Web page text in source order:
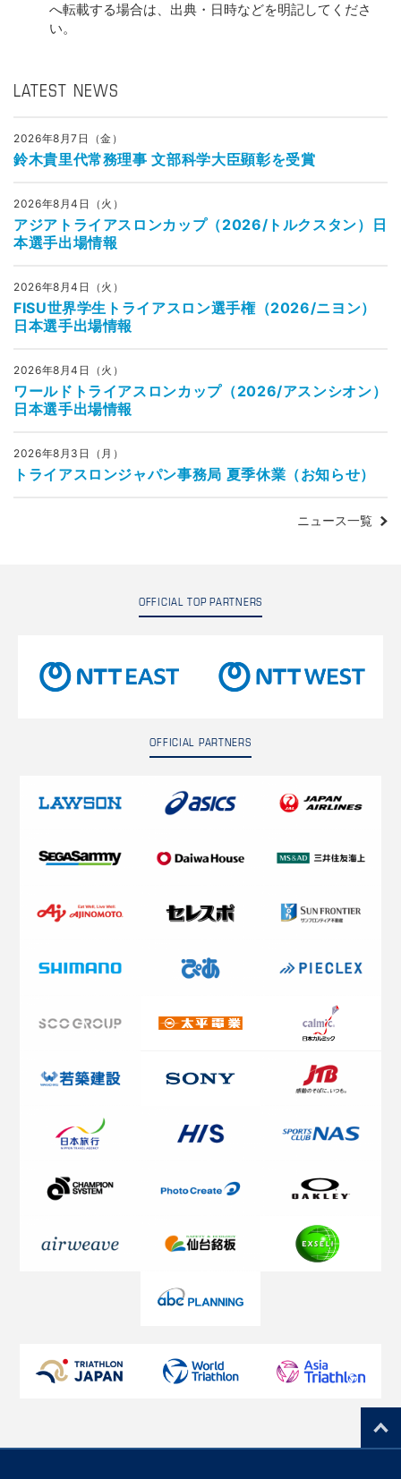
へ転載する場合は、出典・日時などを明記してくださ
い。
LATEST NEWS
2026年8月7日（金）
鈴木貴里代常務理事 文部科学大臣顕彰を受賞
2026年8月4日（火）
アジアトライアスロンカップ（2026/トルクスタン）日
本選手出場情報
2026年8月4日（火）
FISU世界学生トライアスロン選手権（2026/ニヨン）
日本選手出場情報
2026年8月4日（火）
ワールドトライアスロンカップ（2026/アスンシオン）
日本選手出場情報
2026年8月3日（月）
トライアスロンジャパン事務局 夏季休業（お知らせ）
ニュース一覧
OFFICIAL TOP PARTNERS
OFFICIAL PARTNERS